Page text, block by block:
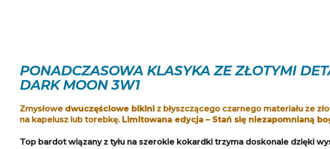
PONADCZASOWA KLASYKA ZE ZŁOTYMI
DARK MOON 3W1
Zmysłowe dwuczęściowe bikini z błyszczącego czarnego materiału ze
na kapelusz lub torebkę. Limitowana edycja – Stań się niezapomnianą
Top bardot wiązany z tyłu na szerokie kokardki trzyma doskonale dzięki